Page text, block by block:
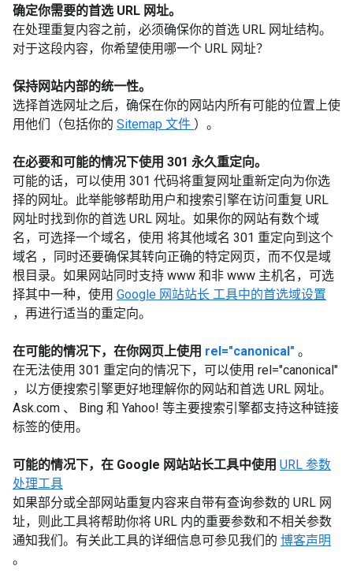
确定你需要的首选 URL 网址。
在处理重复内容之前，必须确保你的首选 URL 网址结构。
对于这段内容，你希望使用哪一个 URL 网址？
保持网站内部的统一性。
选择首选网址之后，确保在你的网站内所有可能的位置上使
用他们（包括你的 Sitemap 文件 ）。
在必要和可能的情况下使用 301 永久重定向。
可能的话，可以使用 301 代码将重复网址重新定向为你选
择的网址。此举能够帮助用户和搜索引擎在访问重复 URL
网址时找到你的首选 URL 网址。如果你的网站有数个域
名，可选择一个域名，使用 将其他域名 301 重定向到这个
域名 ，同时还要确保其转向正确的特定网页，而不仅是域
根目录。如果网站同时支持 www 和非 www 主机名，可选
择其中一种，使用 Google 网站站长 工具中的首选域设置
，再进行适当的重定向。
在可能的情况下，在你网页上使用 rel="canonical" 。
在无法使用 301 重定向的情况下，可以使用 rel="canonical"
，以方便搜索引擎更好地理解你的网站和首选 URL 网址。
Ask.com 、 Bing 和 Yahoo! 等主要搜索引擎都支持这种链接
标签的使用。
可能的情况下，在 Google 网站站长工具中使用 URL 参数
处理工具
如果部分或全部网站重复内容来自带有查询参数的 URL 网
址，则此工具将帮助你将 URL 内的重要参数和不相关参数
通知我们。有关此工具的详细信息可参见我们的 博客声明
。